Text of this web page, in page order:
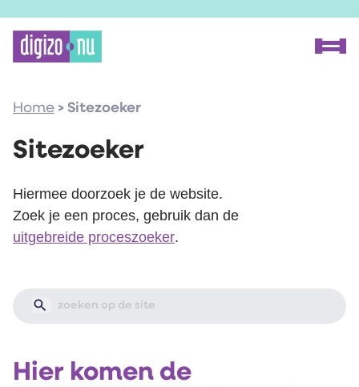
Home > Sitezoeker
Sitezoeker
Hiermee doorzoek je de website.
Zoek je een proces, gebruik dan de
uitgebreide proceszoeker.
Hier komen de